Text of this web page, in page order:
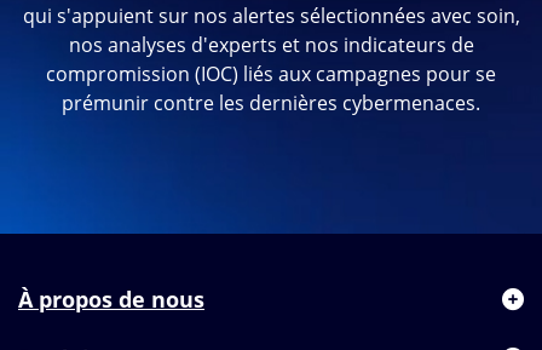
qui s'appuient sur nos alertes sélectionnées avec soin,
nos analyses d'experts et nos indicateurs de
compromission (IOC) liés aux campagnes pour se
prémunir contre les dernières cybermenaces.
À propos de nous